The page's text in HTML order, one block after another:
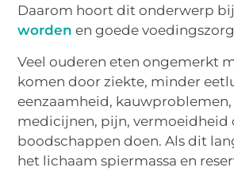
Daarom hoort dit onderwerp
worden en goede
Veel ouderen eten ongemerkt
komen door ziekte, minder
eenzaamheid,
medicijnen, pijn, vermoeidheid
boodschappen doen. Als dit
het lichaam spiermassa en